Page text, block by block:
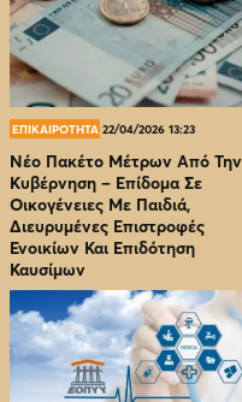
ΕΠΙΚΑΙΡΟΤΗΤΑ 22/04/2026 13:23
Νέο Πακέτο Μέτρων Από Την
Κυβέρνηση – Επίδομα Σε
Οικογένειες Με Παιδιά,
Διευρυμένες Επιστροφές
Ενοικίων Και Επιδότηση
Καυσίμων